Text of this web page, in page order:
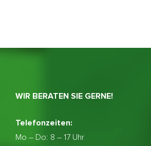
WIR BERATEN SIE GERNE!
Telefonzeiten:
Mo – Do: 8 – 17 Uhr